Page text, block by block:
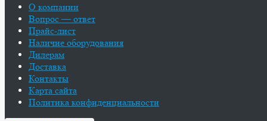
О компании
Вопрос — ответ
Прайс-лист
Наличие оборудования
Дилерам
Доставка
Контакты
Карта сайта
Политика конфиденциальности